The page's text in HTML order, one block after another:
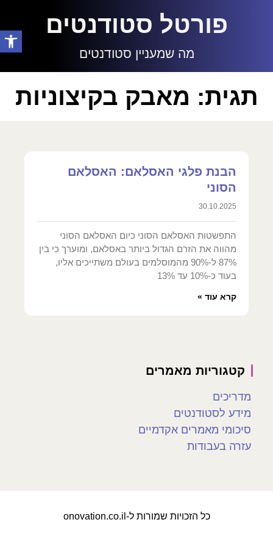
פתח
פורטל סטודנטים
מה שמעניין סטודנטים
תגית: מאבק בקיצוניות
הבנת פלגי האסלאם: האסלאם
הסוני
30.10.2025
התפשטות האסלאם הסוני כיום האסלאם הסוני
מהווה את הזרם הגדול ביותר באסלאם, ומוערך כי בין
87% ל-90% מהמוסלמים בעולם משתייכים אליו,
בעוד כ-10% עד 13%
קרא עוד »
קטגוריות מאמרים
מדריכים
מידע לסטודנטים
סיכומי מאמרים אקדמיים
עזרה בעבודות
כל הזכויות שמורות ל-onovation.co.il